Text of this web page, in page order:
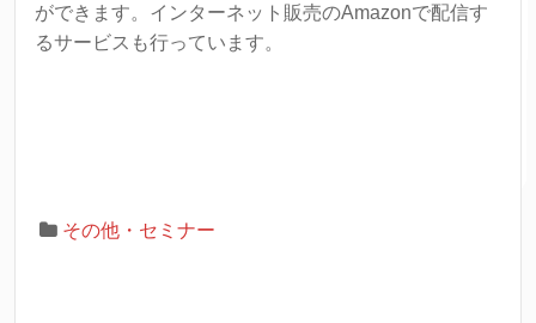
ができます。インターネット販売のAmazonで配信す
るサービスも行っています。
その他・セミナー